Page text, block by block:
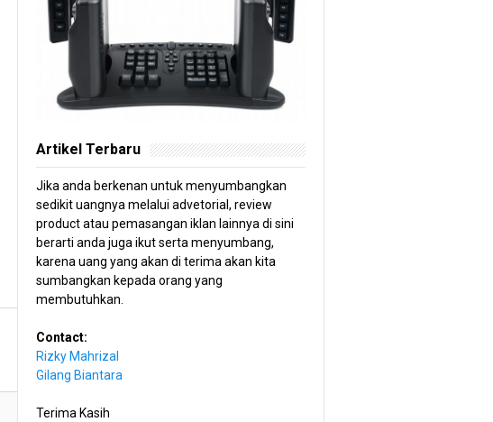
Artikel Terbaru
Jika anda berkenan untuk menyumbangkan
sedikit uangnya melalui advetorial, review
product atau pemasangan iklan lainnya di sini
berarti anda juga ikut serta menyumbang,
karena uang yang akan di terima akan kita
sumbangkan kepada orang yang
membutuhkan.
Contact:
Rizky Mahrizal
Gilang Biantara
Terima Kasih